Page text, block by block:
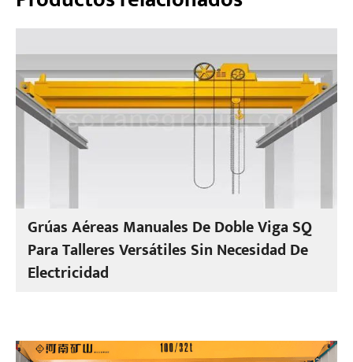
Grúas Aéreas Manuales De Doble Viga SQ
Para Talleres Versátiles Sin Necesidad De
Electricidad